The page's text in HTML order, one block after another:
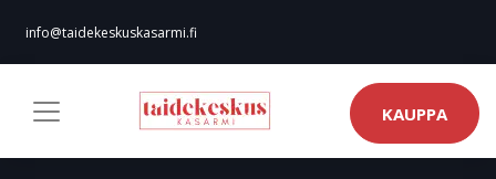
info@taidekeskuskasarmi.fi
KAUPPA